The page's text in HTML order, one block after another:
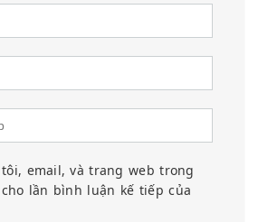
email, và trang web trong
lần bình luận kế tiếp của